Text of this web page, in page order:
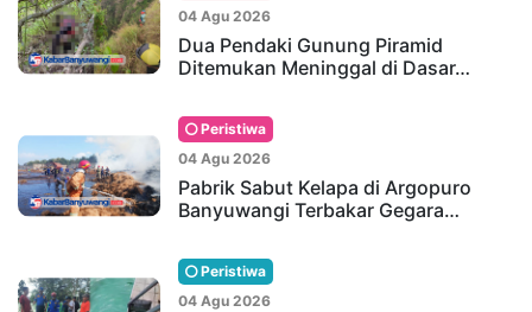
04 Agu 2026
Dua Pendaki Gunung Piramid
Ditemukan Meninggal di Dasar…
Peristiwa
04 Agu 2026
Pabrik Sabut Kelapa di Argopuro
Banyuwangi Terbakar Gegara…
Peristiwa
04 Agu 2026